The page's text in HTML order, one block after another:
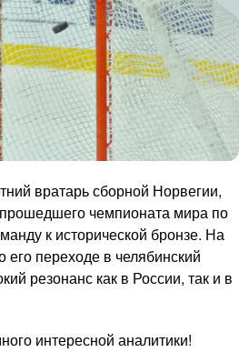
вратарь сборной Норвегии,
чемпионата мира по
к исторической бронзе. На
переходе в челябинский
резонанс как в России, так и в
интересной аналитики!